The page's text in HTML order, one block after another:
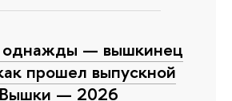
— вышкинец
прошел выпускной
— 2026